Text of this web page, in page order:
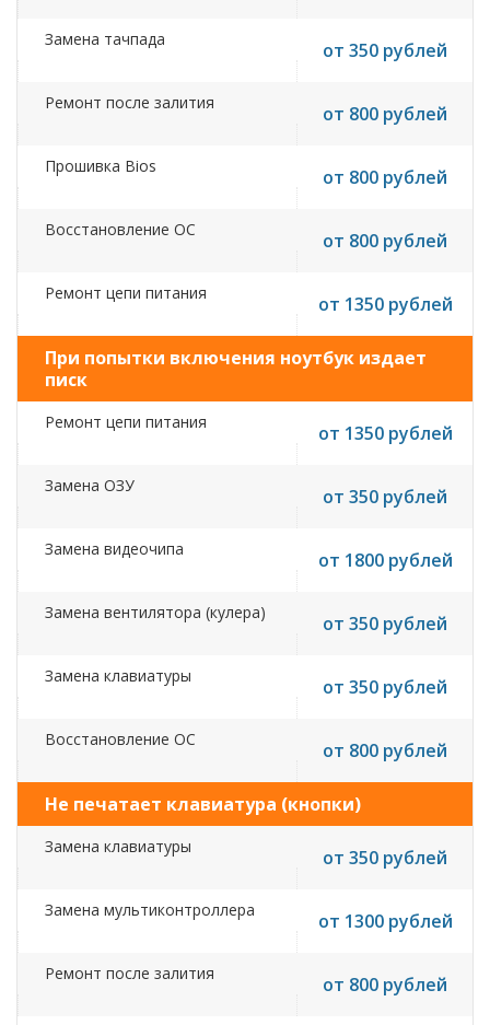
Замена тачпада от 350 рублей
Ремонт после залития от 800 рублей
Прошивка Bios от 800 рублей
Восстановление ОС от 800 рублей
Ремонт цепи питания от 1350 рублей
При попытки включения ноутбук издает
писк
Ремонт цепи питания от 1350 рублей
Замена ОЗУ от 350 рублей
Замена видеочипа от 1800 рублей
Замена вентилятора (кулера) от 350 рублей
Замена клавиатуры от 350 рублей
Восстановление ОС от 800 рублей
Не печатает клавиатура (кнопки)
Замена клавиатуры от 350 рублей
Замена мультиконтроллера от 1300 рублей
Ремонт после залития от 800 рублей